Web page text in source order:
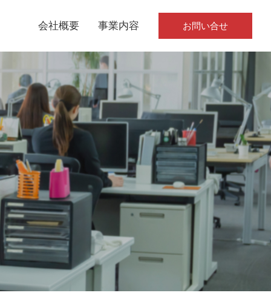
会社概要 事業内容 お問い合せ